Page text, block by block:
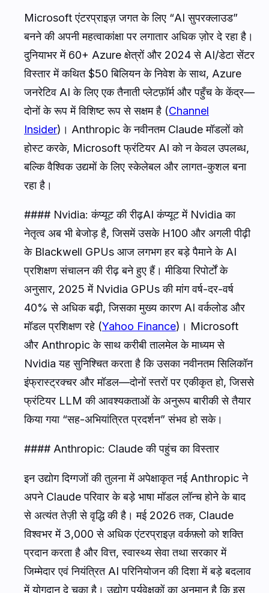
Microsoft एंटरप्राइज़ जगत के लिए “AI सुपरक्लाउड”
बनने की अपनी महत्वाकांक्षा पर लगातार अधिक ज़ोर दे रहा है।
दुनियाभर में 60+ Azure क्षेत्रों और 2024 से AI/डेटा सेंटर
विस्तार में कथित $50 बिलियन के निवेश के साथ, Azure
जनरेटिव AI के लिए एक तैनाती प्लेटफ़ॉर्म और पहुँच के केंद्र—
दोनों के रूप में विशिष्ट रूप से सक्षम है (Channel
Insider)। Anthropic के नवीनतम Claude मॉडलों को
होस्ट करके, Microsoft फ्रंटियर AI को न केवल उपलब्ध,
बल्कि वैश्विक उद्यमों के लिए स्केलेबल और लागत-कुशल बना
रहा है।
#### Nvidia: कंप्यूट की रीढ़AI कंप्यूट में Nvidia का
नेतृत्व अब भी बेजोड़ है, जिसमें उसके H100 और अगली पीढ़ी
के Blackwell GPUs आज लगभग हर बड़े पैमाने के AI
प्रशिक्षण संचालन की रीढ़ बने हुए हैं। मीडिया रिपोर्टों के
अनुसार, 2025 में Nvidia GPUs की मांग वर्ष-दर-वर्ष
40% से अधिक बढ़ी, जिसका मुख्य कारण AI वर्कलोड और
मॉडल प्रशिक्षण रहे (Yahoo Finance)। Microsoft
और Anthropic के साथ करीबी तालमेल के माध्यम से
Nvidia यह सुनिश्चित करता है कि उसका नवीनतम सिलिकॉन
इंफ्रास्ट्रक्चर और मॉडल—दोनों स्तरों पर एकीकृत हो, जिससे
फ्रंटियर LLM की आवश्यकताओं के अनुरूप बारीकी से तैयार
किया गया “सह-अभियांत्रित प्रदर्शन” संभव हो सके।
#### Anthropic: Claude की पहुंच का विस्तार
इन उद्योग दिग्गजों की तुलना में अपेक्षाकृत नई Anthropic ने
अपने Claude परिवार के बड़े भाषा मॉडल लॉन्च होने के बाद
से अत्यंत तेज़ी से वृद्धि की है। मई 2026 तक, Claude
विश्वभर में 3,000 से अधिक एंटरप्राइज़ वर्कफ़्लो को शक्ति
प्रदान करता है और वित्त, स्वास्थ्य सेवा तथा सरकार में
जिम्मेदार एवं नियंत्रित AI परिनियोजन की दिशा में बड़े बदलाव
में योगदान दे चुका है। उद्योग पर्यवेक्षकों का अनुमान है कि इस